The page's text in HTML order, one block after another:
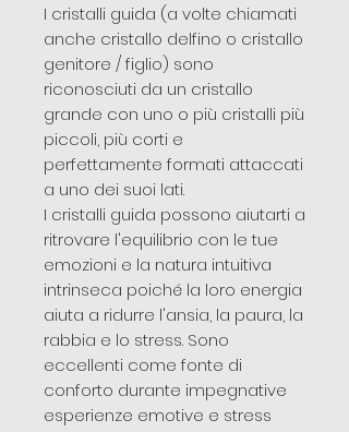
I cristalli guida (a volte chiamati
anche cristallo delfino o cristallo
genitore / figlio) sono
riconosciuti da un cristallo
grande con uno o più cristalli più
piccoli, più corti e
perfettamente formati attaccati
a uno dei suoi lati.
I cristalli guida possono aiutarti a
ritrovare l'equilibrio con le tue
emozioni e la natura intuitiva
intrinseca poiché la loro energia
aiuta a ridurre l'ansia, la paura, la
rabbia e lo stress. Sono
eccellenti come fonte di
conforto durante impegnative
esperienze emotive e stress